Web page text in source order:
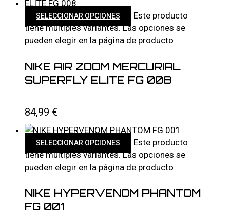
SELECCIONAR OPCIONES
Este producto
tiene múltiples variantes. Las opciones se
pueden elegir en la página de producto
NIKE AIR ZOOM MERCURIAL
SUPERFLY ELITE FG 008
84,99 €
SELECCIONAR OPCIONES
Este producto
tiene múltiples variantes. Las opciones se
pueden elegir en la página de producto
NIKE HYPERVENOM PHANTOM
FG 001